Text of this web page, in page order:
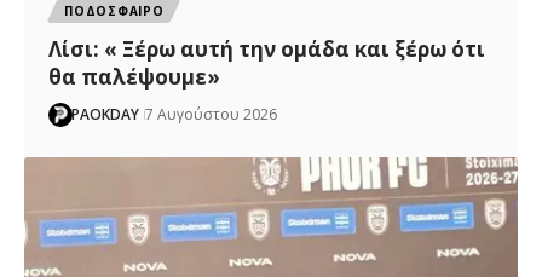
ΠΟΔΟΣΦΑΙΡΟ
Λίσι: « Ξέρω αυτή την ομάδα και ξέρω ότι
θα παλέψουμε»
PAOKDAY 7 Αυγούστου 2026